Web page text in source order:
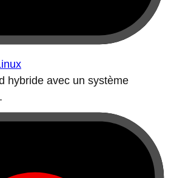
hybride avec un système